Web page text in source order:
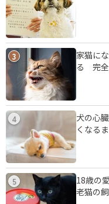
3
家猫に
る 完全
4
犬の心
くなる
5
18歳の
老猫の